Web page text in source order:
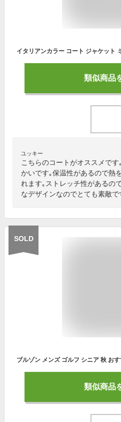
類似商品
ユッキー
こちらのコートがオススメで
かいです｡保温性があるので熱
れます｡ストレッチ性があるの
なデザインなのでとても素敵で
SOLD
類似商品